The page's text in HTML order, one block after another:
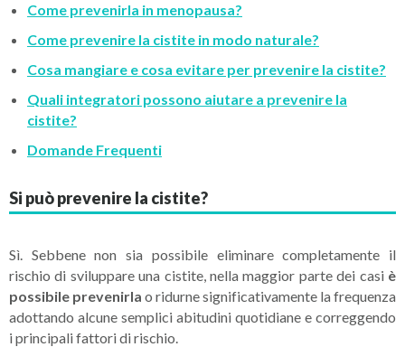
Come prevenirla in menopausa?
Come prevenire la cistite in modo naturale?
Cosa mangiare e cosa evitare per prevenire la cistite?
Quali integratori possono aiutare a prevenire la
cistite?
Domande Frequenti
Si può prevenire la cistite?
Sì. Sebbene non sia possibile eliminare completamente il
rischio di sviluppare una cistite, nella maggior parte dei casi è
possibile prevenirla o ridurne significativamente la frequenza
adottando alcune semplici abitudini quotidiane e correggendo
i principali fattori di rischio.